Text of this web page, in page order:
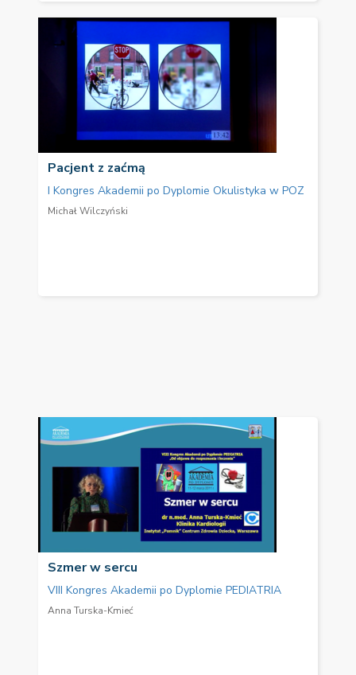
Pacjent z zaćmą
I Kongres Akademii po Dyplomie Okulistyka w POZ
Michał Wilczyński
Szmer w sercu
VIII Kongres Akademii po Dyplomie PEDIATRIA
Anna Turska-Kmieć